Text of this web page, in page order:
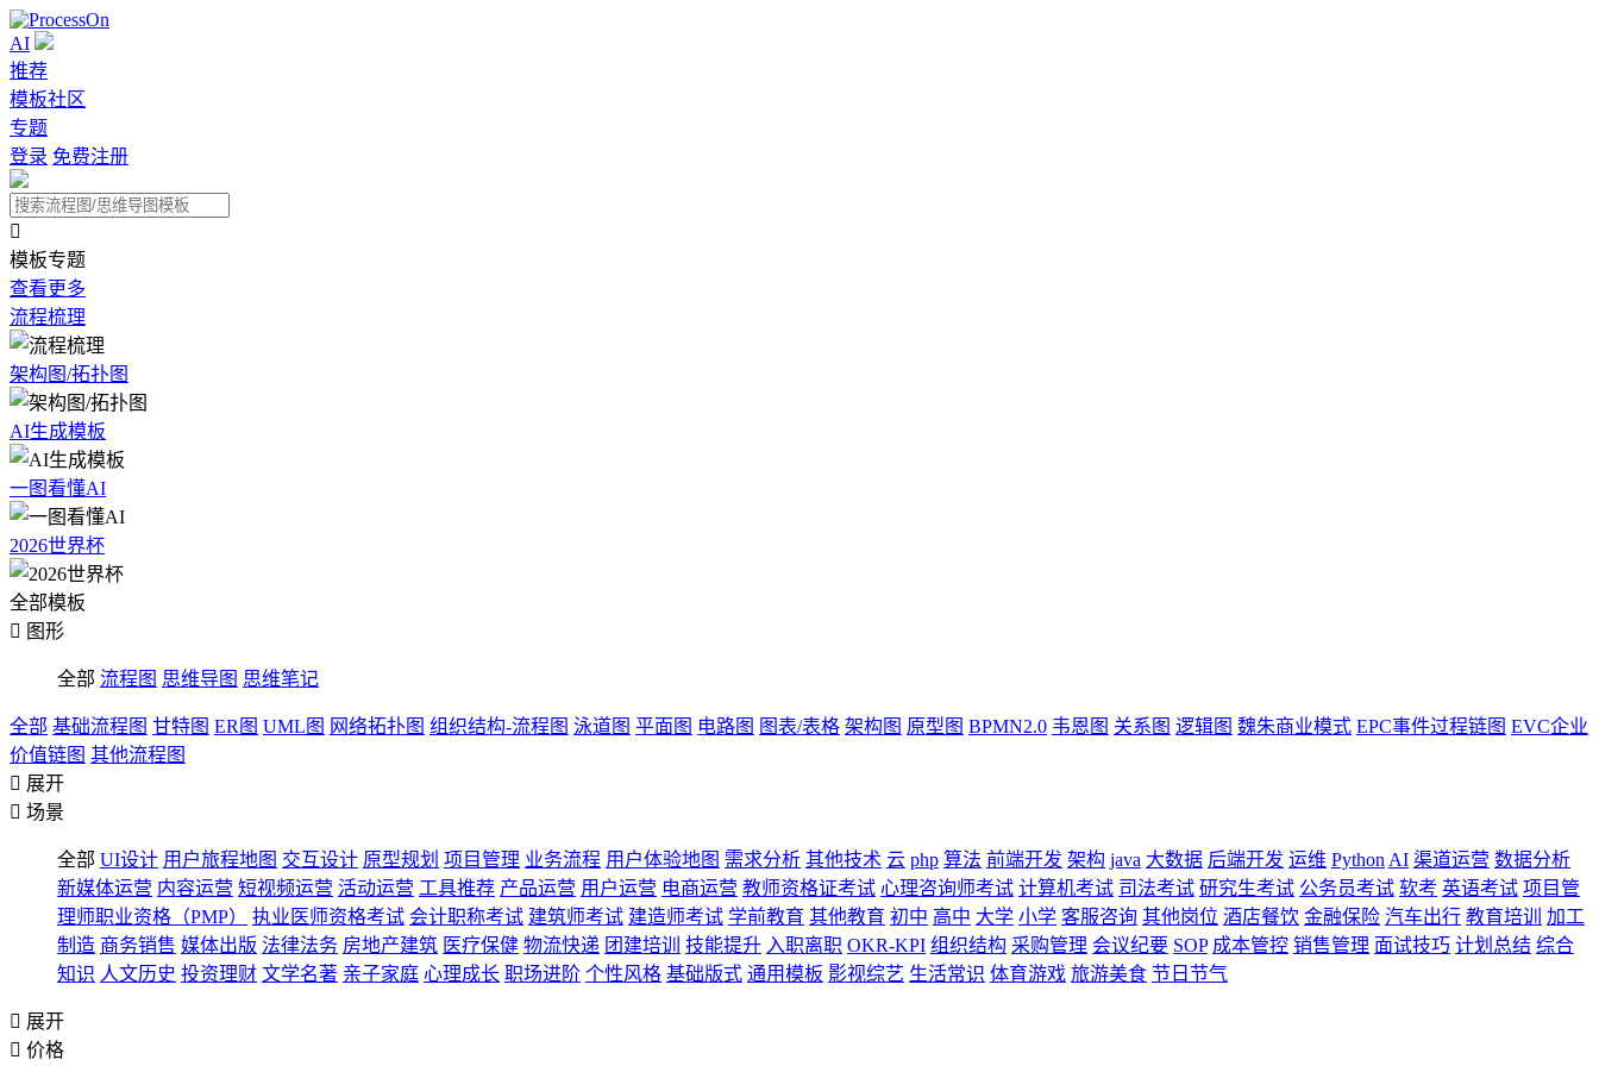
AI
推荐
模板社区
专题
登录 免费注册

模板专题
查看更多
流程梳理
架构图/拓扑图
AI生成模板
一图看懂AI
2026世界杯
全部模板
 图形
全部 流程图 思维导图 思维笔记
全部 基础流程图 甘特图 ER图 UML图 网络拓扑图 组织结构-流程图 泳道图 平面图 电路图 图表/表格 架构图 原型图 BPMN2.0 韦恩图 关系图 逻辑图 魏朱商业模式 EPC事件过程链图 EVC企业
价值链图 其他流程图
 展开
 场景
全部 UI设计 用户旅程地图 交互设计 原型规划 项目管理 业务流程 用户体验地图 需求分析 其他技术 云 php 算法 前端开发 架构 java 大数据 后端开发 运维 Python AI 渠道运营 数据分析
新媒体运营 内容运营 短视频运营 活动运营 工具推荐 产品运营 用户运营 电商运营 教师资格证考试 心理咨询师考试 计算机考试 司法考试 研究生考试 公务员考试 软考 英语考试 项目管
理师职业资格（PMP）
执业医师资格考试 会计职称考试 建筑师考试 建造师考试 学前教育 其他教育 初中 高中 大学 小学 客服咨询 其他岗位 酒店餐饮 金融保险 汽车出行 教育培训
加工
制造 商务销售 媒体出版 法律法务 房地产建筑 医疗保健 物流快递 团建培训 技能提升 入职离职 OKR-KPI 组织结构 采购管理 会议纪要 SOP 成本管控 销售管理 面试技巧 计划总结 综合
知识 人文历史 投资理财 文学名著 亲子家庭 心理成长 职场进阶 个性风格 基础版式 通用模板 影视综艺 生活常识 体育游戏 旅游美食 节日节气
 展开
 价格